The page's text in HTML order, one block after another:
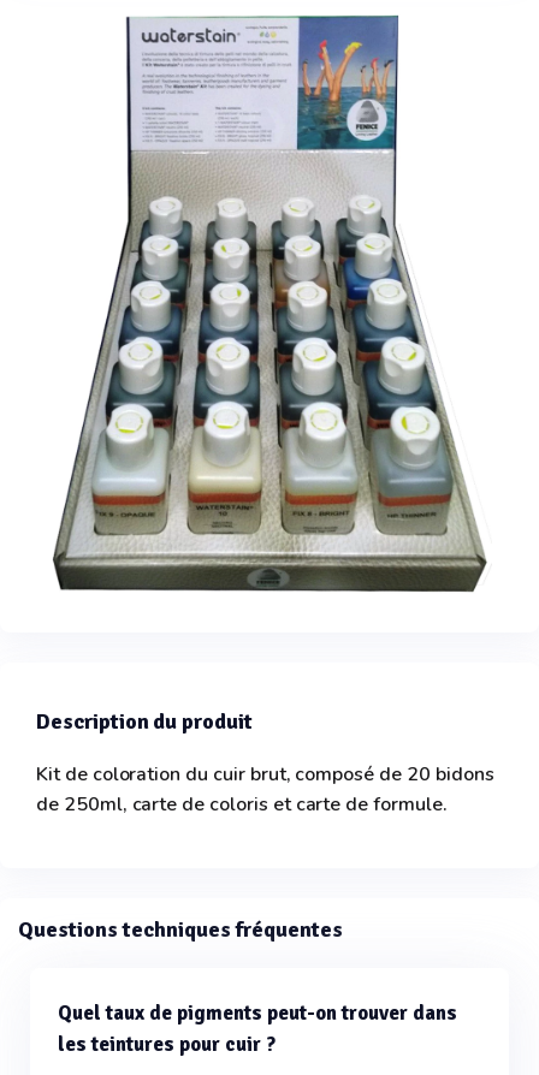
Description du produit
Kit de coloration du cuir brut, composé de 20 bidons
de 250ml, carte de coloris et carte de formule.
Questions techniques fréquentes
Quel taux de pigments peut-on trouver dans
les teintures pour cuir ?